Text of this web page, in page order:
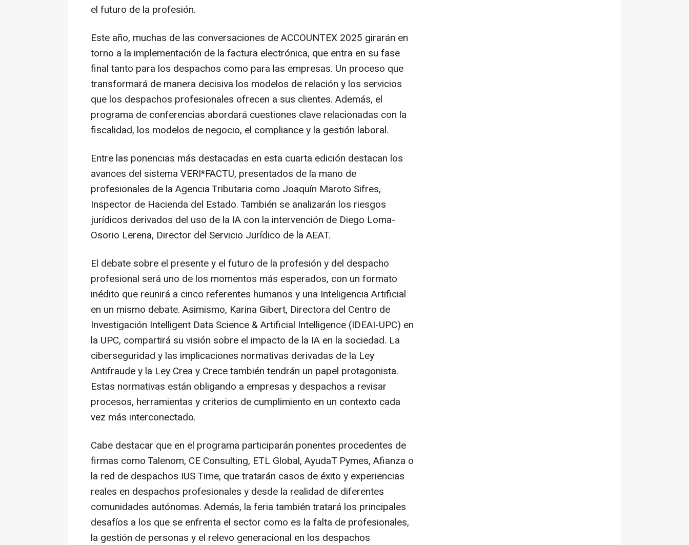
el futuro de la profesión.
Este año, muchas de las conversaciones de ACCOUNTEX 2025 girarán en
torno a la implementación de la factura electrónica, que entra en su fase
final tanto para los despachos como para las empresas. Un proceso que
transformará de manera decisiva los modelos de relación y los servicios
que los despachos profesionales ofrecen a sus clientes. Además, el
programa de conferencias abordará cuestiones clave relacionadas con la
fiscalidad, los modelos de negocio, el compliance y la gestión laboral.
Entre las ponencias más destacadas en esta cuarta edición destacan los
avances del sistema VERI*FACTU, presentados de la mano de
profesionales de la Agencia Tributaria como Joaquín Maroto Sifres,
Inspector de Hacienda del Estado. También se analizarán los riesgos
jurídicos derivados del uso de la IA con la intervención de Diego Loma-
Osorio Lerena, Director del Servicio Jurídico de la AEAT.
El debate sobre el presente y el futuro de la profesión y del despacho
profesional será uno de los momentos más esperados, con un formato
inédito que reunirá a cinco referentes humanos y una Inteligencia Artificial
en un mismo debate. Asimismo, Karina Gibert, Directora del Centro de
Investigación Intelligent Data Science & Artificial Intelligence (IDEAI-UPC) en
la UPC, compartirá su visión sobre el impacto de la IA en la sociedad. La
ciberseguridad y las implicaciones normativas derivadas de la Ley
Antifraude y la Ley Crea y Crece también tendrán un papel protagonista.
Estas normativas están obligando a empresas y despachos a revisar
procesos, herramientas y criterios de cumplimiento en un contexto cada
vez más interconectado.
Cabe destacar que en el programa participarán ponentes procedentes de
firmas como Talenom, CE Consulting, ETL Global, AyudaT Pymes, Afianza o
la red de despachos IUS Time, que tratarán casos de éxito y experiencias
reales en despachos profesionales y desde la realidad de diferentes
comunidades autónomas. Además, la feria también tratará los principales
desafíos a los que se enfrenta el sector como es la falta de profesionales,
la gestión de personas y el relevo generacional en los despachos